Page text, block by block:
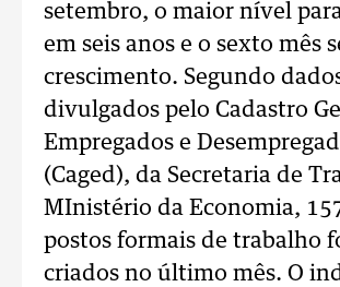
setembro, o maior nível
em seis anos e o sexto mês
crescimento. Segundo
divulgados pelo Cadastro
Empregados e
(Caged), da Secretaria de
MInistério da Economia,
postos formais de trabalho
criados no último mês. O